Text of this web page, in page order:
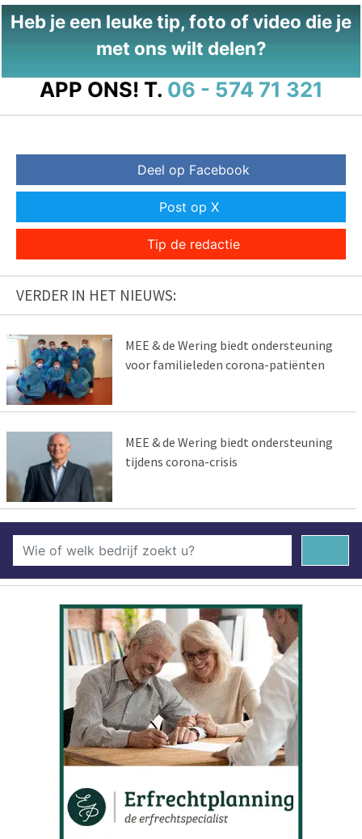
Heb je een leuke tip, foto of video die je
met ons wilt delen?
APP ONS! T. 06 - 574 71 321
Deel op Facebook
Post op X
Tip de redactie
VERDER IN HET NIEUWS:
MEE & de Wering biedt ondersteuning
voor familieleden corona-patiënten
MEE & de Wering biedt ondersteuning
tijdens corona-crisis